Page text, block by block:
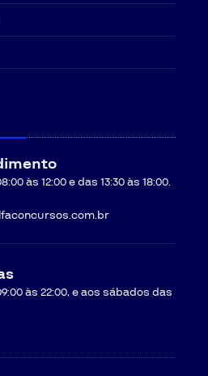
às 12:00 e das 13:30 às 18:00.
às 22:00, e aos sábados das